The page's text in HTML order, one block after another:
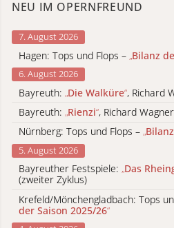
NEU IM OPERNFREUND
7. August 2026
Hagen: Tops und Flops – „Bilanz
6. August 2026
Bayreuth: „Die Walküre“, Richard
Bayreuth: „Rienzi“, Richard
Nürnberg: Tops und Flops – „
5. August 2026
Bayreuther Festspiele: „Das
(zweiter Zyklus)
Krefeld/Mönchengladbach: Tops
der Saison 2025/26“